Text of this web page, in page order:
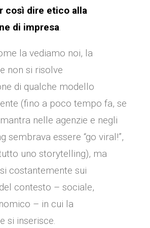
così dire etico alla
di impresa.
la vediamo noi, la
non si risolve
di qualche modello
(fino a poco tempo fa, se
nelle agenzie e negli
sembrava essere “go viral!”,
uno storytelling), ma
costantemente sui
contesto – sociale,
– in cui la
si inserisce.